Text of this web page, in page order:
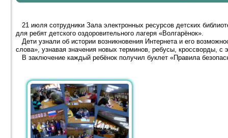
21 июля сотрудники Зала электронных ресурсов детских
для ребят детского оздоровительного лагеря «Волгарёнок».
Дети узнали об истории возникновения Интернета и его
слова», узнавая значения новых терминов, ребусы, кроссворды, с
В заключение каждый ребёнок получил буклет «Правила